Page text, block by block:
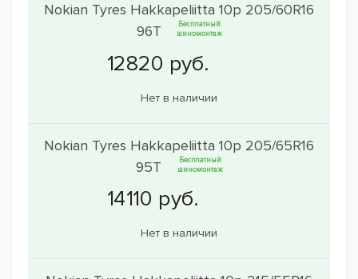
Nokian Tyres Hakkapeliitta 10p 205/60R16
96T
Бесплатный
шиномонтаж
Нет в наличии
Nokian Tyres Hakkapeliitta 10p 205/65R16
95T
Бесплатный
шиномонтаж
Нет в наличии